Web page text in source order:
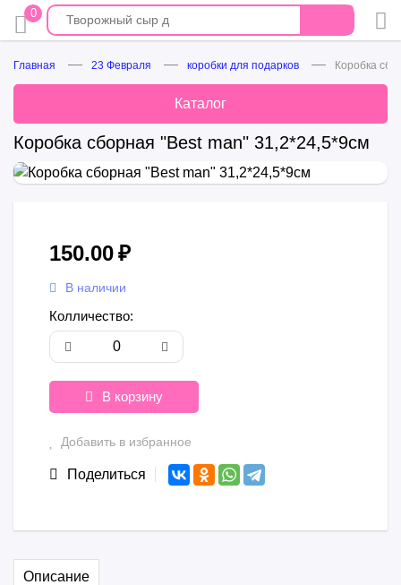
0
Главная 23 Февраля коробки для подарков Коробка
Каталог
Коробка сборная "Best man" 31,2*24,5*9см
150.00₽
В наличии
Колличество:
В корзину
Добавить в избранное
Поделиться
Описание